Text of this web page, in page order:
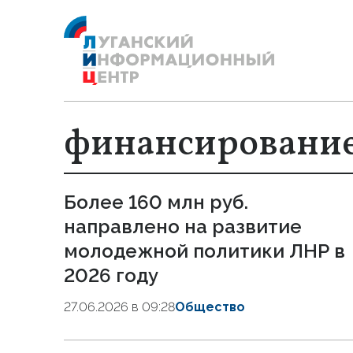
Более 160 млн руб.
направлено на развитие
молодежной политики ЛНР в
2026 году
27.06.2026 в 09:28Общество